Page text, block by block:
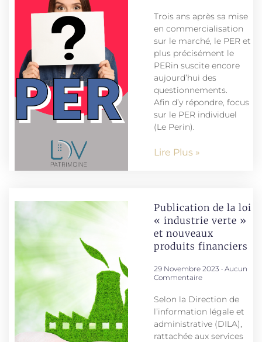
Trois ans après sa mise
en commercialisation
sur le marché, le PER et
plus précisément le
PERin suscite encore
aujourd’hui des
questionnements.
Afin d’y répondre, focus
sur le PER individuel
(Le Perin).
Lire Plus »
Publication de la loi
« industrie verte »
et nouveaux
produits financiers
29 Novembre 2023 Aucun
Commentaire
Selon la Direction de
l’information légale et
administrative (DILA),
rattachée aux services